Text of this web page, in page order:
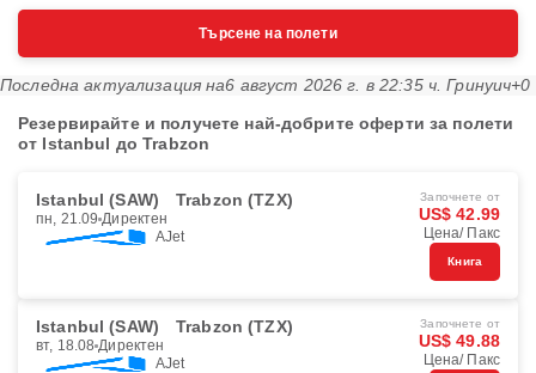
Търсене на полети
Последна актуализация на6 август 2026 г. в 22:35 ч. Гринуич+0
Резервирайте и получете най-добрите оферти за полети
от Istanbul до Trabzon
Istanbul (SAW) Trabzon (TZX)
пн, 21.09 Директен
AJet
Започнете от
US$ 42.99
Цена/ Пакс
Книга
Istanbul (SAW) Trabzon (TZX)
вт, 18.08 Директен
AJet
Започнете от
US$ 49.88
Цена/ Пакс